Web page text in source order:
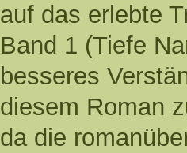
auf das erlebte
Band 1 (Tiefe
besseres
diesem Roman
da die